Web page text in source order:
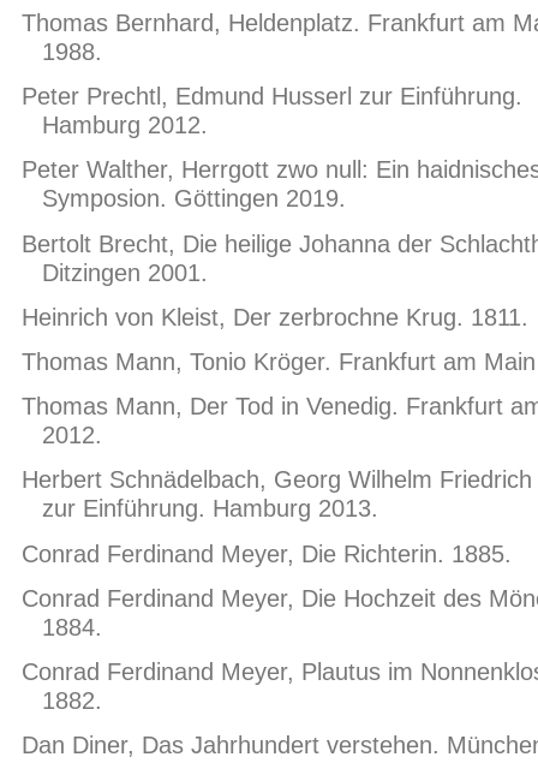
Thomas Bernhard, Heldenplatz. Frankfurt am
1988.
Peter Prechtl, Edmund Husserl zur Einführung.
Hamburg 2012.
Peter Walther, Herrgott zwo null: Ein
Symposion. Göttingen 2019.
Bertolt Brecht, Die heilige Johanna der
Ditzingen 2001.
Heinrich von Kleist, Der zerbrochne Krug. 1811.
Thomas Mann, Tonio Kröger. Frankfurt am
Thomas Mann, Der Tod in Venedig. Frankfurt
2012.
Herbert Schnädelbach, Georg Wilhelm Friedrich
zur Einführung. Hamburg 2013.
Conrad Ferdinand Meyer, Die Richterin. 1885.
Conrad Ferdinand Meyer, Die Hochzeit des
1884.
Conrad Ferdinand Meyer, Plautus im
1882.
Dan Diner, Das Jahrhundert verstehen.